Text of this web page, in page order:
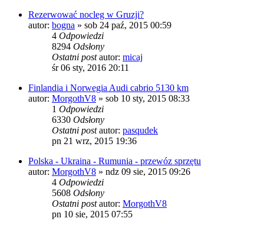
Rezerwować nocleg w Gruzji?
autor: bogna » sob 24 paź, 2015 00:59
4 Odpowiedzi
8294 Odsłony
Ostatni postautor: micaj
śr 06 sty, 2016 20:11
Finlandia i Norwegia Audi cabrio 5130 km
autor: MorgothV8 » sob 10 sty, 2015 08:33
1 Odpowiedzi
6330 Odsłony
Ostatni postautor: pasqudek
pn 21 wrz, 2015 19:36
Polska - Ukraina - Rumunia - przewóz sprzętu
autor: MorgothV8 » ndz 09 sie, 2015 09:26
4 Odpowiedzi
5608 Odsłony
Ostatni postautor: MorgothV8
pn 10 sie, 2015 07:55